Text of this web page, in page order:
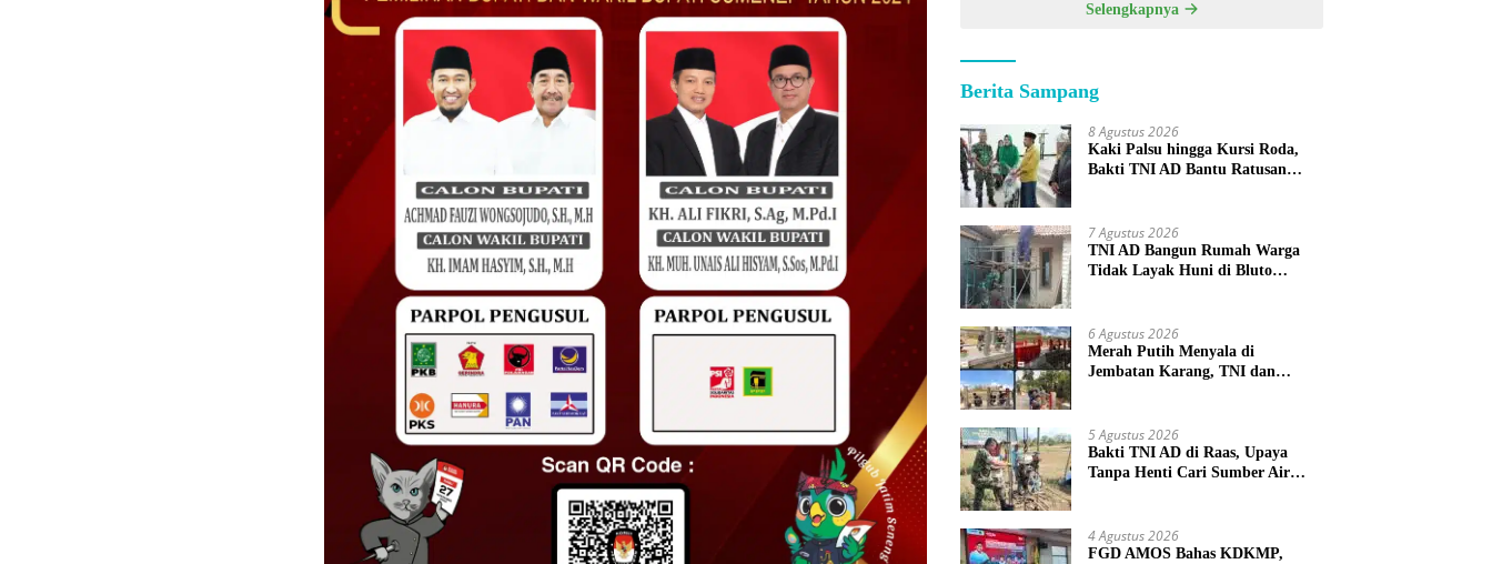
Selengkapnya
Berita Sampang
8 Agustus 2026
Kaki Palsu hingga Kursi Roda,
Bakti TNI AD Bantu Ratusan
7 Agustus 2026
TNI AD Bangun Rumah Warga
Tidak Layak Huni di Bluto
6 Agustus 2026
Merah Putih Menyala di
Jembatan Karang, TNI dan
5 Agustus 2026
Bakti TNI AD di Raas, Upaya
Tanpa Henti Cari Sumber Air
4 Agustus 2026
FGD AMOS Bahas KDKMP,